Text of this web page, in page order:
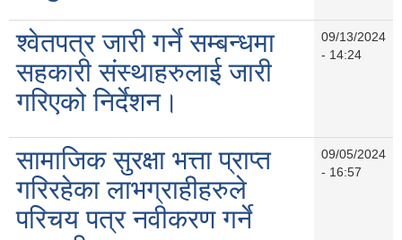
श्वेतपत्र जारी गर्ने सम्बन्धमा
सहकारी संस्थाहरुलाई जारी
गरिएको निर्देशन।
09/13/2024
- 14:24
सामाजिक सुरक्षा भत्ता प्राप्त
गरिरहेका लाभग्राहीहरुले
परिचय पत्र नवीकरण गर्ने
09/05/2024
- 16:57